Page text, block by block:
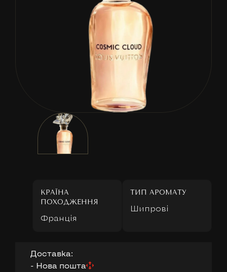
ТИП АРОМАТУ
Шипрові
КРАЇНА
ПОХОДЖЕННЯ
Франція
Доставка:
- Нова пошта